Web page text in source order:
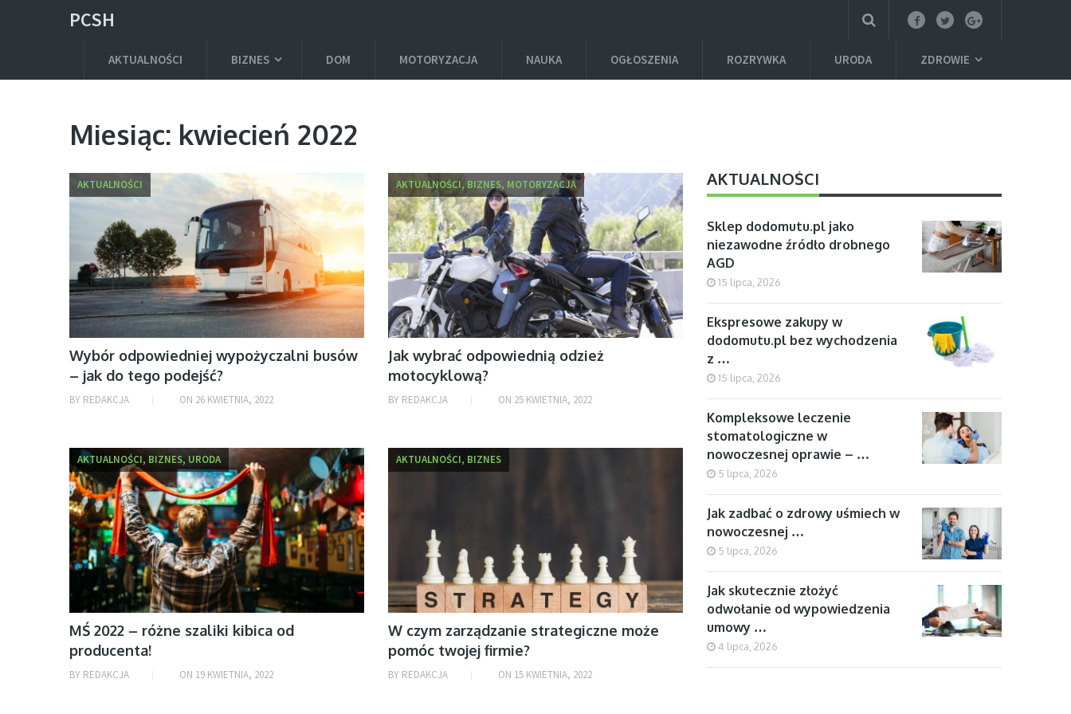
PCSH
AKTUALNOŚCI BIZNES DOM MOTORYZACJA NAUKA OGŁOSZENIA ROZRYWKA URODA ZDROWIE
Miesiąc: kwiecień 2022
AKTUALNOŚCI
Wybór odpowiedniej wypożyczalni busów
– jak do tego podejść?
BY REDAKCJA ON 26 KWIETNIA, 2022
AKTUALNOŚCI, BIZNES, MOTORYZACJA
Jak wybrać odpowiednią odzież
motocyklową?
BY REDAKCJA ON 25 KWIETNIA, 2022
AKTUALNOŚCI
Sklep dodomutu.pl jako
niezawodne źródło drobnego
AGD
15 lipca, 2026
Ekspresowe zakupy w
dodomutu.pl bez wychodzenia
z …
15 lipca, 2026
Kompleksowe leczenie
stomatologiczne w
nowoczesnej oprawie – …
5 lipca, 2026
Jak zadbać o zdrowy uśmiech w
nowoczesnej …
5 lipca, 2026
Jak skutecznie złożyć
odwołanie od wypowiedzenia
umowy …
4 lipca, 2026
AKTUALNOŚCI, BIZNES, URODA
MŚ 2022 – różne szaliki kibica od
producenta!
BY REDAKCJA ON 19 KWIETNIA, 2022
AKTUALNOŚCI, BIZNES
W czym zarządzanie strategiczne może
pomóc twojej firmie?
BY REDAKCJA ON 15 KWIETNIA, 2022